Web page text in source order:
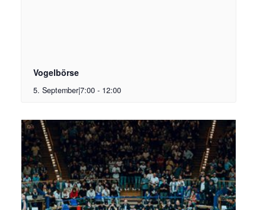
Vogelbörse
5. September|7:00 - 12:00